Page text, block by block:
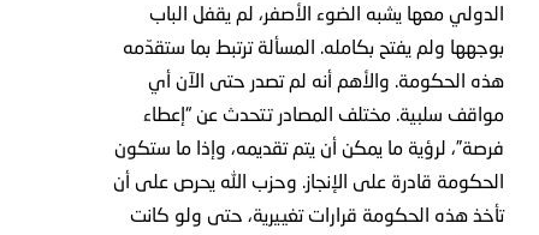
الدولي معها يشبه الضوء الأصفر، لم يقفل الباب
بوجهها ولم يفتح بكامله. المسألة ترتبط بما ستقدّمه
هذه الحكومة. والأهم أنه لم تصدر حتى الآن أي
مواقف سلبية. مختلف المصادر تتحدث عن “إعطاء
فرصة”، لرؤية ما يمكن أن يتم تقديمه، وإذا ما ستكون
الحكومة قادرة على الإنجاز. وحزب الله يحرص على أن
تأخذ هذه الحكومة قرارات تغييرية، حتى ولو كانت